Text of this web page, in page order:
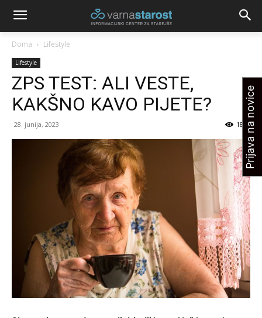
Doma Lifestyle
Lifestyle
ZPS TEST: ALI VESTE,
KAKŠNO KAVO PIJETE?
28. junija, 2023 1844Prijava na novice